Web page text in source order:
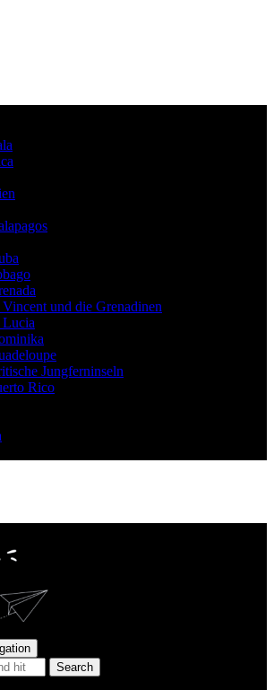
Vincent und die Grenadinen
Lucia
Jungferninseln
Rico